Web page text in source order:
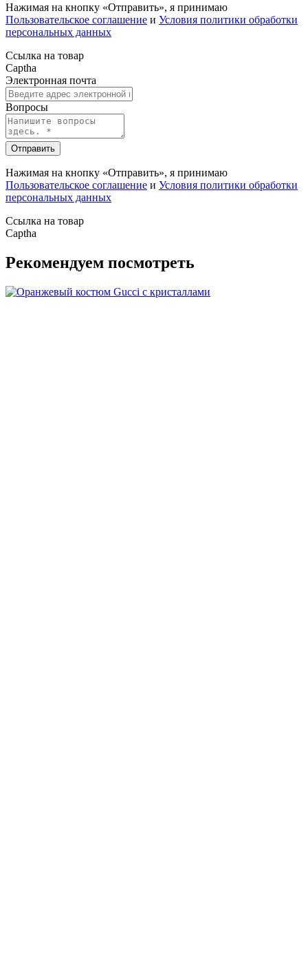
Нажимая на кнопку «Отправить», я принимаю
Пользовательское соглашение и Условия политики обработки
персональных данных
Ссылка на товар
Captha
Электронная почта
Вопросы
Отправить
Нажимая на кнопку «Отправить», я принимаю
Пользовательское соглашение и Условия политики обработки
персональных данных
Ссылка на товар
Captha
Рекомендуем посмотреть